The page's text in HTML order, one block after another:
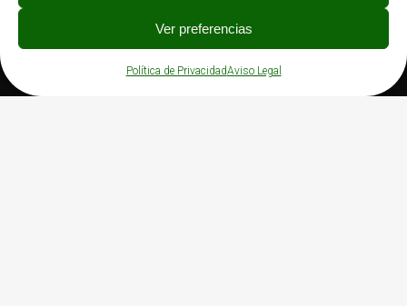
Ver preferencias
Política de PrivacidadAviso Legal